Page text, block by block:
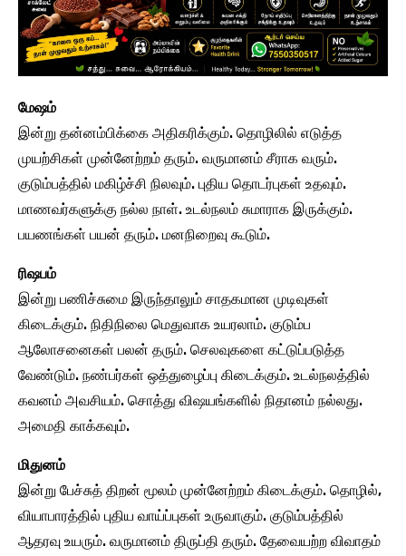
மேஷம்
இன்று தன்னம்பிக்கை அதிகரிக்கும். தொழிலில் எடுத்த
முயற்சிகள் முன்னேற்றம் தரும். வருமானம் சீராக வரும்.
குடும்பத்தில் மகிழ்ச்சி நிலவும். புதிய தொடர்புகள் உதவும்.
மாணவர்களுக்கு நல்ல நாள். உடல்நலம் சுமாராக இருக்கும்.
பயணங்கள் பயன் தரும். மனநிறைவு கூடும்.
ரிஷபம்
இன்று பணிச்சுமை இருந்தாலும் சாதகமான முடிவுகள்
கிடைக்கும். நிதிநிலை மெதுவாக உயரலாம். குடும்ப
ஆலோசனைகள் பலன் தரும். செலவுகளை கட்டுப்படுத்த
வேண்டும். நண்பர்கள் ஒத்துழைப்பு கிடைக்கும். உடல்நலத்தில்
கவனம் அவசியம். சொத்து விஷயங்களில் நிதானம் நல்லது.
அமைதி காக்கவும்.
மிதுனம்
இன்று பேச்சுத் திறன் மூலம் முன்னேற்றம் கிடைக்கும். தொழில்,
வியாபாரத்தில் புதிய வாய்ப்புகள் உருவாகும். குடும்பத்தில்
ஆதரவு உயரும். வருமானம் திருப்தி தரும். தேவையற்ற விவாதம்